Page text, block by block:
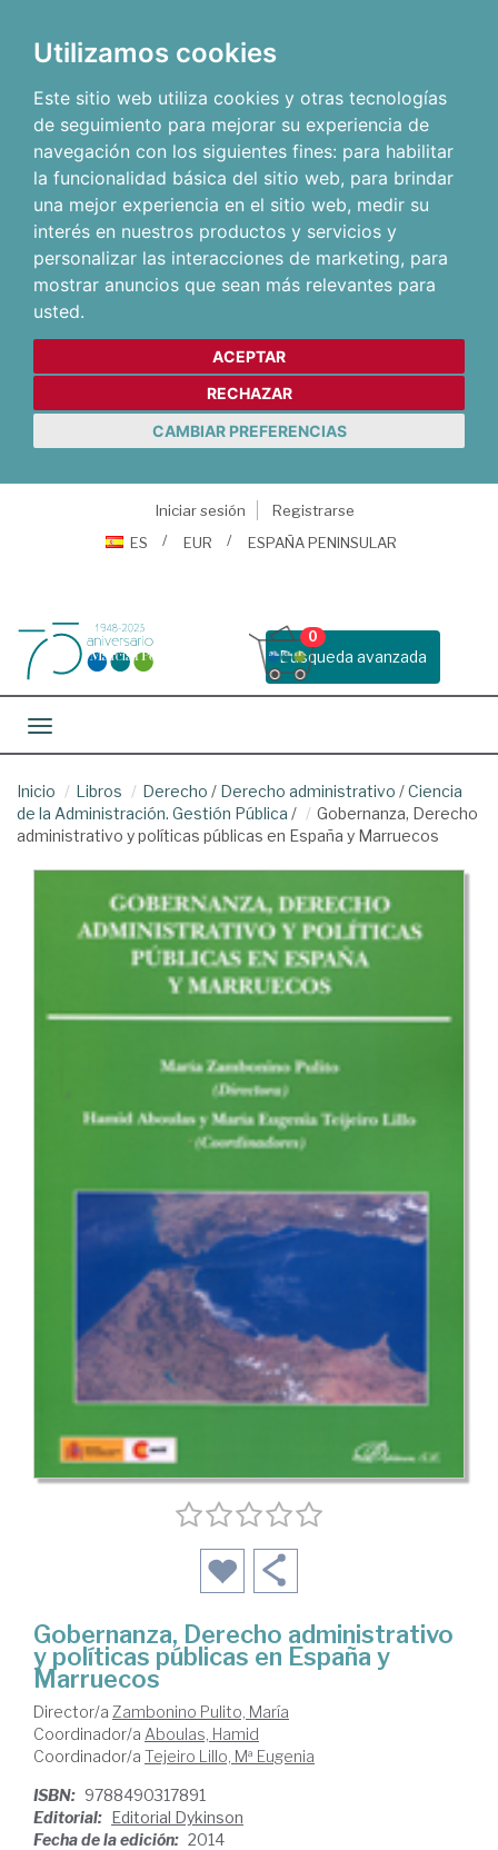
Utilizamos cookies
Este sitio web utiliza cookies y otras tecnologías
de seguimiento para mejorar su experiencia de
navegación con los siguientes fines: para habilitar
la funcionalidad básica del sitio web, para brindar
una mejor experiencia en el sitio web, medir su
interés en nuestros productos y servicios y
personalizar las interacciones de marketing, para
mostrar anuncios que sean más relevantes para
usted.
ACEPTAR
RECHAZAR
CAMBIAR PREFERENCIAS
Iniciar sesión
Registrarse
ES
EUR ESPAÑA PENINSULAR
Busqueda avanzada
0
Toggle navigation
Inicio Libros Derecho / Derecho administrativo /Ciencia
de la Administración. Gestión Pública /
Gobernanza, Derecho
administrativo y políticas públicas en España y Marruecos
Gobernanza, Derecho administrativo
y políticas públicas en España y
Marruecos
Director/a Zambonino Pulito, María
Coordinador/a Aboulas, Hamid
Coordinador/a Tejeiro Lillo, Mª Eugenia
ISBN: 9788490317891
Editorial: Editorial Dykinson
Fecha de la edición: 2014